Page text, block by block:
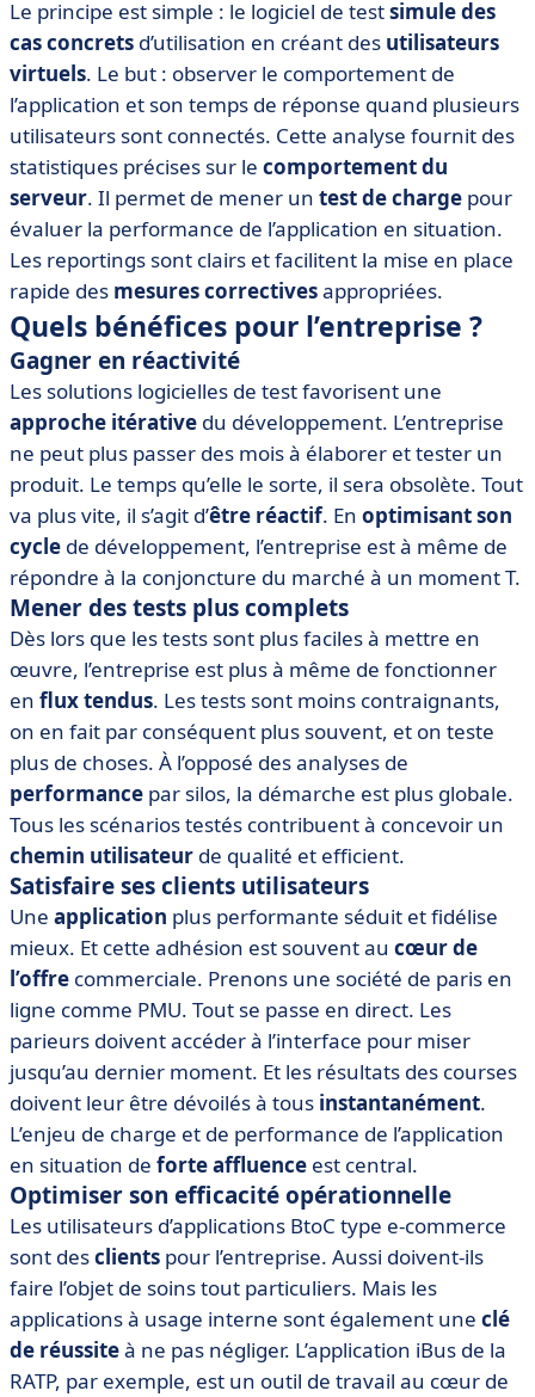
Le principe est simple : le logiciel de testsimule des
cas concrets d’utilisation en créant des utilisateurs
virtuels. Le but : observer le comportement de
l’application et son temps de réponse quand plusieurs
utilisateurs sont connectés. Cette analyse fournit des
statistiques précises sur le comportement du
serveur. Il permet de mener un test de charge pour
évaluer la performance de l’application en situation.
Les reportings sont clairs et facilitent la mise en place
rapide des mesures correctivesappropriées.
Quels bénéfices pour l’entreprise ?
Gagner en réactivité
Les solutions logicielles de test favorisent une
approche itérative du développement. L’entreprise
ne peut plus passer des mois à élaborer et tester un
produit. Le temps qu’elle le sorte, il sera obsolète. Tout
va plus vite, il s’agit d’être réactif. En optimisant son
cycle de développement, l’entreprise est à même de
répondre à la conjoncture du marché à un moment T.
Mener des tests plus complets
Dès lors que les tests sont plus faciles à mettre en
œuvre, l’entreprise est plus à même de fonctionner
en flux tendus. Les tests sont moins contraignants,
on en fait par conséquent plus souvent, et on teste
plus de choses. À l’opposé des analyses de
performance par silos, la démarche est plus globale.
Tous les scénarios testés contribuent à concevoir un
chemin utilisateur de qualité et efficient.
Satisfaire ses clients utilisateurs
Une application plus performante séduit et fidélise
mieux. Et cette adhésion est souvent au cœur de
l’offre commerciale. Prenons une société de paris en
ligne comme PMU. Tout se passe en direct. Les
parieurs doivent accéder à l’interface pour miser
jusqu’au dernier moment. Et les résultats des courses
doivent leur être dévoilés à tous instantanément.
L’enjeu de charge et de performance de l’application
en situation de forte affluence est central.
Optimiser son efficacité opérationnelle
Les utilisateurs d’applications BtoC type e-commerce
sont desclients pour l’entreprise. Aussi doivent-ils
faire l’objet de soins tout particuliers. Mais les
applications à usage interne sont également une clé
de réussiteà ne pas négliger. L’application iBus de la
RATP, par exemple, est un outil de travail au cœur de